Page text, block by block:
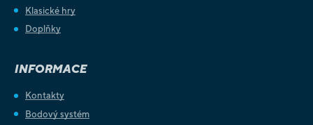
Klasické hry
Doplňky
INFORMACE
Kontakty
Bodový systém